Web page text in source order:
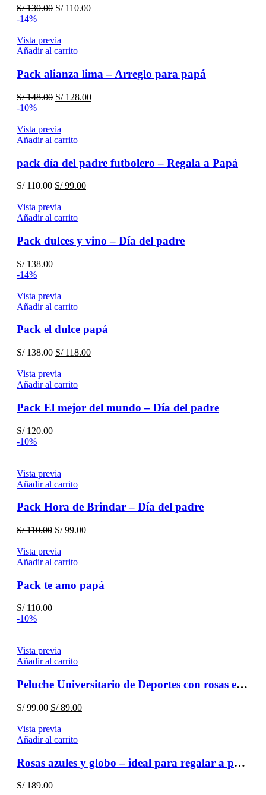
S/130.00 El
era:
S/ 130.00.
S/110.00El
-14%
Vista previa
Añadir al carrito
Pack alianza lima – Arreglo para papá
S/148.00 El
era:
S/ 148.00.
S/128.00El
-10%
Vista previa
Añadir al carrito
pack día del padre futbolero – Regala a Papá
S/110.00 El
original
era:
S/99.00El
Vista previa
Añadir al carrito
Pack dulces y vino – Día del padre
S/138.00
-14%
Vista previa
Añadir al carrito
Pack el dulce papá
S/138.00 El
original
era:
S/118.00El
Vista previa
Añadir al carrito
Pack El mejor del mundo – Día del padre
S/120.00
-10%
Vista previa
Añadir al carrito
Pack Hora de Brindar – Día del padre
S/110.00 El
original
era:
S/99.00El
Vista previa
Añadir al carrito
Pack te amo papá
S/110.00
-10%
Vista previa
Añadir al carrito
Peluche Universitario de Deportes con rosas eternas
S/99.00 El
original
era:
S/89.00El
Vista previa
Añadir al carrito
Rosas azules y globo – ideal para regalar a papá
S/189.00